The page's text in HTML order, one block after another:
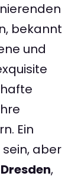
bekannt
und
Ein
aber
,